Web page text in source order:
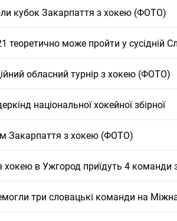
кубок Закарпаття з хокею (ФОТО)
теоретично може пройти у сусідній
обласний турнір з хокею (ФОТО)
національної хокейної збірної
Закарпаття з хокею (ФОТО)
хокею в Ужгород приїдуть 4 команди
три словацькі команди на